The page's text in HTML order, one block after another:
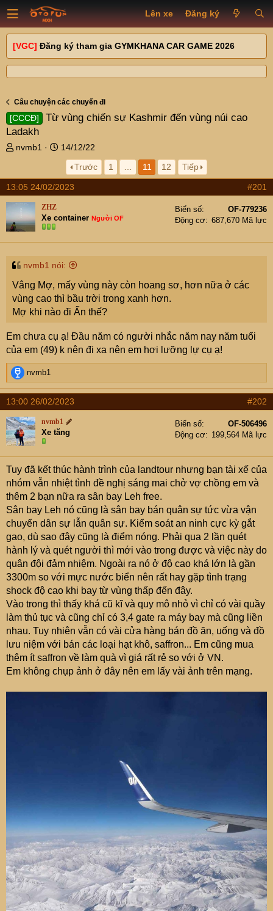
Lên xe Đăng ký
[VGC] Đăng ký tham gia GYMKHANA CAR GAME 2026
Câu chuyện các chuyến đi
[CCCĐ]
Từ vùng chiến sự Kashmir đến vùng núi cao
Ladakh
T
e
a
d
t
t
r
nvmb1
N
y
g
i
14/12/22
Trước
1 11 12 Tiếp
13:05 24/02/2023 #201
ZHZ
Xe container Người OF
Biển số
OF-779236
Động cơ
687,670 Mã lực
nvmb1 nói:
Vâng Mợ, mấy vùng này còn hoang sơ, hơn nữa ở các
vùng cao thì bầu trời trong xanh hơn.
Mợ khi nào đi Ấn thế?
Em chưa cụ ạ! Đầu năm có người nhắc năm nay năm tuổi
của em (49) k nên đi xa nên em hơi lưỡng lự cụ ạ!
R
e
a
c
t
i
o
n
s
:
nvmb1
13:00 26/02/2023 #202
nvmb1
Xe tăng
Biển số
OF-506496
Động cơ
199,564 Mã lực
Tuy đã kết thúc hành trình của landtour nhưng bạn tài xế của
nhóm vẫn nhiệt tình đề nghị sáng mai chở vợ chồng em và
thêm 2 bạn nữa ra sân bay Leh free.
Sân bay Leh nó cũng là sân bay bán quân sự tức vừa vận
chuyển dân sự lẫn quân sự. Kiểm soát an ninh cực kỳ gắt
gao, dù sao đây cũng là điểm nóng. Phải qua 2 lần quét
hành lý và quét người thì mới vào trong được và việc này do
quân đội đảm nhiệm. Ngoài ra nó ở độ cao khá lớn là gần
3300m so với mực nước biển nên rất hay gặp tình trạng
shock độ cao khi bay từ vùng thấp đến đây.
Vào trong thì thấy khá cũ kĩ và quy mô nhỏ vì chỉ có vài quầy
làm thủ tục và cũng chỉ có 3,4 gate ra máy bay mà cũng liền
nhau. Tuy nhiên vẫn có vài cửa hàng bán đồ ăn, uống và đồ
lưu niệm với bán các loại hạt khô, saffron... Em cũng mua
thêm ít saffron về làm quà vì giá rất rẻ so với ở VN.
Em không chụp ảnh ở đây nên em lấy vài ảnh trên mạng.